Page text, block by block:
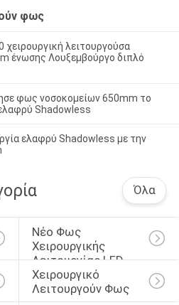
φως
χειρουργική λειτουργούσα
ένωσης Λουξεμβούργο διπλό
φως νοσοκομείων 650mm το
Shadowless
ελαφρύ Shadowless με την
Όλα
Νέο Φως
Χειρουργικής
Λειτουργίας LED
Σειράς V
Χειρουργικό
Λειτουργούν Φως